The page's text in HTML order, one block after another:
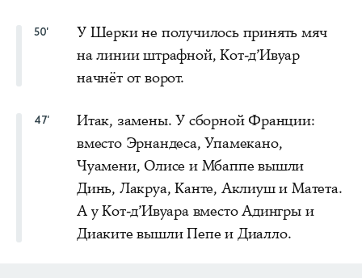
50'
У Шерки не получилось принять мяч
на линии штрафной, Кот-д’Ивуар
начнёт от ворот.
47'
Итак, замены. У сборной Франции:
вместо Эрнандеса, Упамекано,
Чуамени, Олисе и Мбаппе вышли
Динь, Лакруа, Канте, Аклиуш и Матета.
А у Кот-д’Ивуара вместо Адингры и
Диаките вышли Пепе и Диалло.